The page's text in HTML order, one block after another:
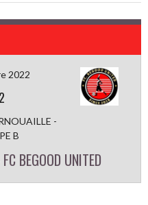
2022
2
-
B
BEGOOD UNITED